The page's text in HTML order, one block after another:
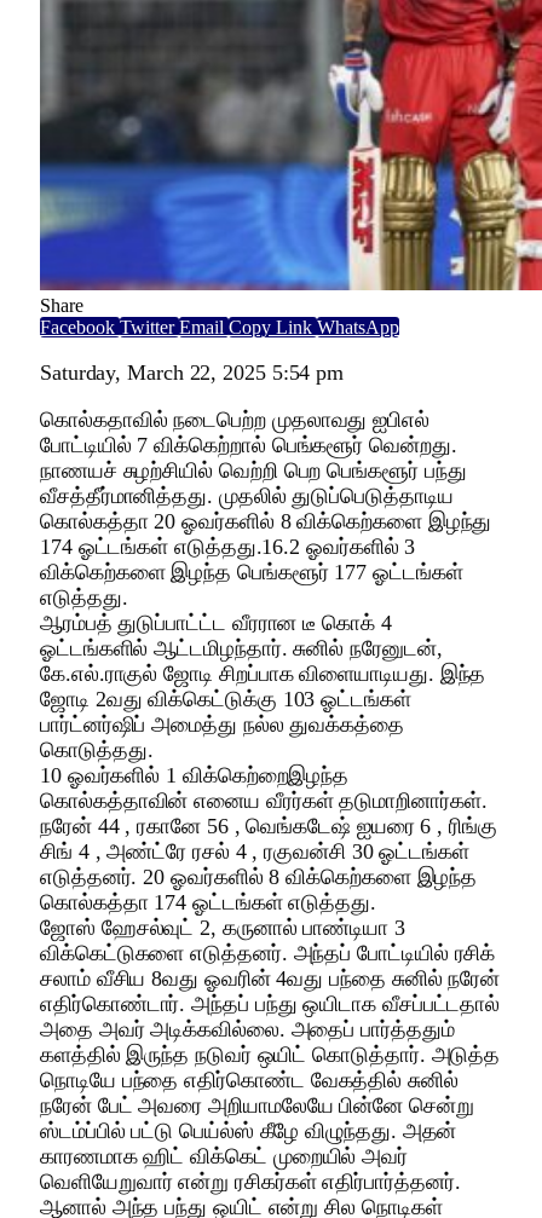
Share
Facebook Twitter Email Copy Link WhatsApp
Saturday, March 22, 2025 5:54 pm
கொல்கதாவில் நடைபெற்ற முதலாவது ஐபிஎல்
போட்டியில் 7 விக்கெற்றால் பெங்களூர் வென்றது.
நாணயச் சுழற்சியில் வெற்றி பெற பெங்களூர் பந்து
வீசத்தீர்மானித்தது. முதலில் துடுப்பெடுத்தாடிய
கொல்கத்தா 20 ஓவர்களில் 8 விக்கெற்க‌ளை இழந்து
174 ஓட்டங்கள் எடுத்தது.16.2 ஓவர்களில் 3
விக்கெற்களை இழந்த பெங்களூர் 177 ஓட்டங்கள்
எடுத்தது.
ஆரம்பத் துடுப்பாட்ட்ட வீரரான டீ கொக் 4
ஓட்டங்களில் ஆட்டமிழந்தார். சுனில் நரேனுடன்,
கே.எல்.ராகுல் ஜோடி சிறப்பாக விளையாடியது. இந்த
ஜோடி 2வது விக்கெட்டுக்கு 103 ஓட்டங்கள்
பார்ட்னர்ஷிப் அமைத்து நல்ல துவக்கத்தை
கொடுத்தது.
10 ஓவர்களில் 1 விக்கெற்றைஇழந்த
கொல்கத்தாவின் எனைய வீரர்கள் தடுமாறினார்கள்.
நரேன் 44 , ரகானே 56 , வெங்கடேஷ் ஐயரை 6 , ரிங்கு
சிங் 4 , அண்ட்ரே ரசல் 4 , ரகுவன்சி 30 ஓட்டங்கள்
எடுத்தனர். 20 ஓவர்களில் 8 விக்கெற்களை இழந்த
கொல்கத்தா 174 ஓட்டங்கள் எடுத்தது.
ஜோஸ் ஹேசல்வுட் 2, கருனால் பாண்டியா 3
விக்கெட்டுகளை எடுத்தனர். அந்தப் போட்டியில் ரசிக்
சலாம் வீசிய 8வது ஓவரின் 4வது பந்தை சுனில் நரேன்
எதிர்கொண்டார். அந்தப் பந்து ஒயிடாக வீசப்பட்டதால்
அதை அவர் அடிக்கவில்லை. அதைப் பார்த்ததும்
களத்தில் இருந்த நடுவர் ஒயிட் கொடுத்தார். அடுத்த
நொடியே பந்தை எதிர்கொண்ட வேகத்தில் சுனில்
நரேன் பேட் அவரை அறியாமலேயே பின்னே சென்று
ஸ்டம்ப்பில் பட்டு பெய்ல்ஸ் கீழே விழுந்தது. அதன்
காரணமாக ஹிட் விக்கெட் முறையில் அவர்
வெளியேறுவார் என்று ரசிகர்கள் எதிர்பார்த்தனர்.
ஆனால் அந்த பந்து ஒயிட் என்று சில நொடிகள்